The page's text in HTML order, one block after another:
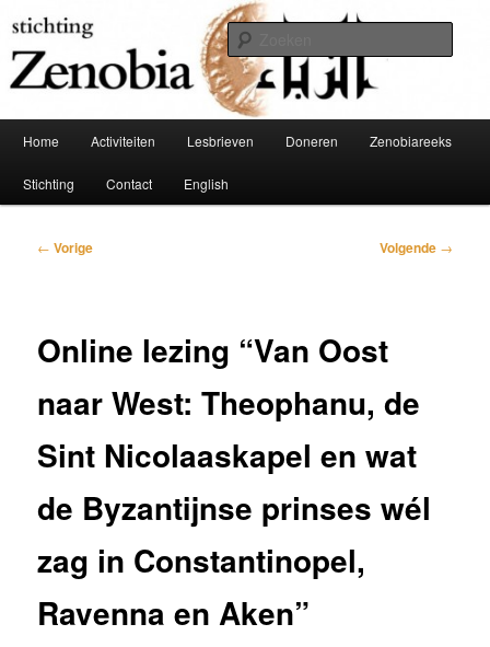
naar
de
primaire
inhoudStichting Zenobia
Home Activiteiten Lesbrieven Doneren Zenobiareeks
Stichting Contact English
Bericht
← Vorige Volgende →
Online lezing “Van Oost
naar West: Theophanu, de
Sint Nicolaaskapel en wat
de Byzantijnse prinses wél
zag in Constantinopel,
Ravenna en Aken”